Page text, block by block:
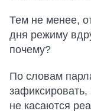
Тем не менее,
дня режиму
почему?
По словам
не касаются